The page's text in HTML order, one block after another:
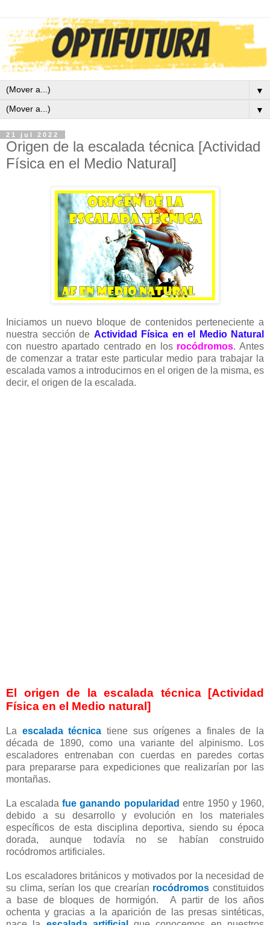
▼
▼
21 jul 2022
Origen de la escalada técnica [Actividad
Física en el Medio Natural]
Iniciamos un nuevo bloque de contenidos perteneciente a
nuestra sección de Actividad Física en el Medio Natural
con nuestro apartado centrado en los rocódromos. Antes
de comenzar a tratar este particular medio para trabajar la
escalada vamos a introducirnos en el origen de la misma, es
decir, el origen de la escalada.
El origen de la escalada técnica [Actividad
Física en el Medio natural]
La escalada técnica tiene sus orígenes a finales de la
década de 1890, como una variante del alpinismo. Los
escaladores entrenaban con cuerdas en paredes cortas
para prepararse para expediciones que realizarían por las
montañas.
La escaladafue ganando popularidad entre 1950 y 1960,
debido a su desarrollo y evolución en los materiales
específicos de esta disciplina deportiva, siendo su época
dorada, aunque todavía no se habían construido
rocódromos artificiales.
Los escaladores británicos y motivados por la necesidad de
su clima, serían los que crearían rocódromos constituidos
a base de bloques de hormigón.
A partir de los años
ochenta y gracias a la aparición de las presas sintéticas,